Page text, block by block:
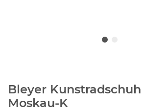
Bleyer Kunstradschuh
Moskau-K